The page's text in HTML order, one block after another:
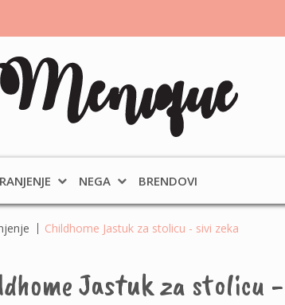
NEGA BRENDOVI
Childhome Jastuk za stolicu - sivi zeka
Jastuk za stolicu